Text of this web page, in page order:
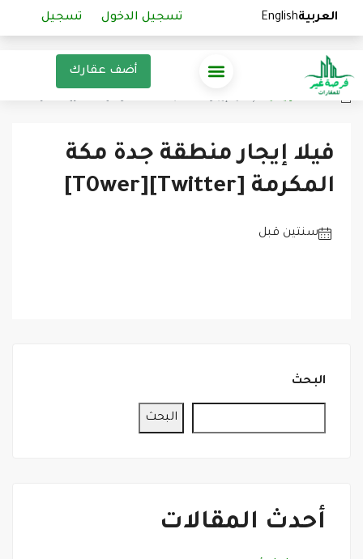
العربيةEnglish تسجيل الدخول تسجيل العربيةEnglish تسجيل الدخول تسجيل
أضف عقارك
الصفحة الرئيسية
فيلا إيجار منطقة جدة مكة
المكرمة [Twitter][T0wer]
‏سنتين قبل
البحث
البحث
أحدث المقالات